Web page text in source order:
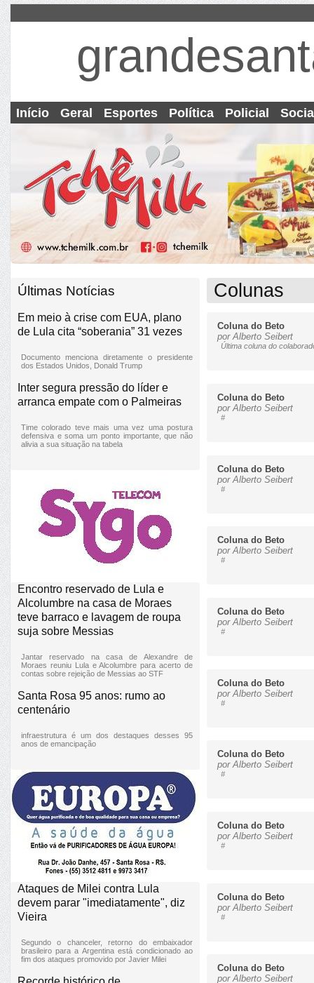
Início Geral Esportes Política Policial
Últimas Notícias
Em meio à crise com EUA, plano
de Lula cita “soberania” 31 vezes
Documento menciona diretamente o presidente
dos Estados Unidos, Donald Trump
Inter segura pressão do líder e
arranca empate com o Palmeiras
Time colorado teve mais uma vez uma postura
defensiva e soma um ponto importante, que não
alivia a sua situação na tabela
Encontro reservado de Lula e
Alcolumbre na casa de Moraes
teve barraco e lavagem de roupa
suja sobre Messias
Jantar reservado na casa de Alexandre de
Moraes reuniu Lula e Alcolumbre para acerto de
contas sobre rejeição de Messias ao STF
Santa Rosa 95 anos: rumo ao
centenário
infraestrutura é um dos destaques desses 95
anos de emancipação
Ataques de Milei contra Lula
devem parar "imediatamente", diz
Vieira
Segundo o chanceler, retorno do embaixador
brasileiro para a Argentina está condicionado ao
fim dos ataques promovido por Javier Milei
Colunas
Coluna do Beto
por Alberto Seibert
Última coluna do
Coluna do Beto
por Alberto Seibert
#
Coluna do Beto
por Alberto Seibert
#
Coluna do Beto
por Alberto Seibert
#
Coluna do Beto
por Alberto Seibert
#
Coluna do Beto
por Alberto Seibert
#
Coluna do Beto
por Alberto Seibert
#
Coluna do Beto
por Alberto Seibert
#
Coluna do Beto
por Alberto Seibert
#
Coluna do Beto
por Alberto Seibert